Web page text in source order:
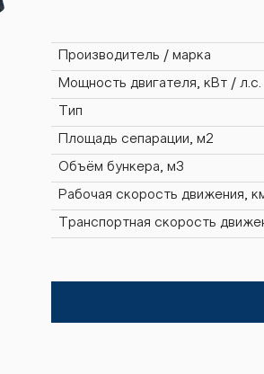
Производитель / марка
Мощность двигателя, кВт / л.с.
Тип
Площадь сепарации, м2
Объём бункера, м3
Рабочая скорость движения,
Транспортная скорость